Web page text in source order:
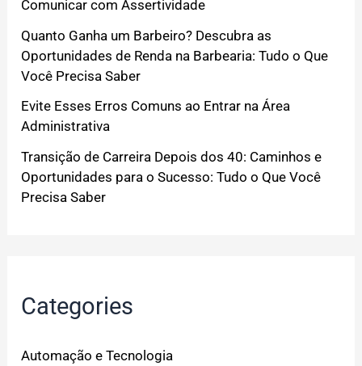
Comunicar com Assertividade
Quanto Ganha um Barbeiro? Descubra as
Oportunidades de Renda na Barbearia: Tudo o Que
Você Precisa Saber
Evite Esses Erros Comuns ao Entrar na Área
Administrativa
Transição de Carreira Depois dos 40: Caminhos e
Oportunidades para o Sucesso: Tudo o Que Você
Precisa Saber
Categories
Automação e Tecnologia